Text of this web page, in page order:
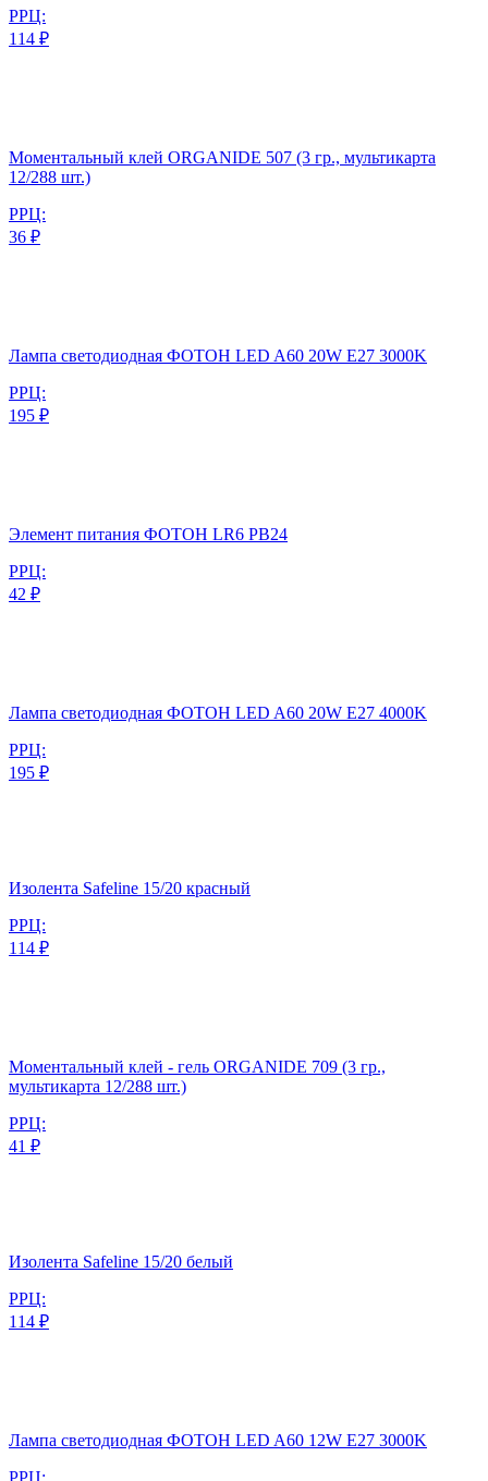
РРЦ:
114 ₽
Моментальный клей ORGANIDE 507 (3 гр., мультикарта
12/288 шт.)
РРЦ:
36 ₽
Лампа светодиодная ФОТОН LED A60 20W E27 3000K
РРЦ:
195 ₽
Элемент питания ФОТОН LR6 PB24
РРЦ:
42 ₽
Лампа светодиодная ФОТОН LED A60 20W E27 4000K
РРЦ:
195 ₽
Изолента Safeline 15/20 красный
РРЦ:
114 ₽
Моментальный клей - гель ORGANIDE 709 (3 гр.,
мультикарта 12/288 шт.)
РРЦ:
41 ₽
Изолента Safeline 15/20 белый
РРЦ:
114 ₽
Лампа светодиодная ФОТОН LED A60 12W E27 3000K